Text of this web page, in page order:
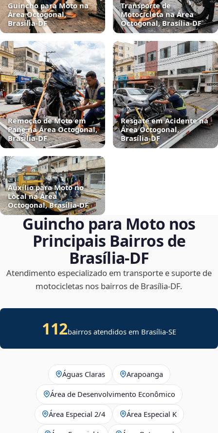
Guincho para Moto na
Área Octogonal,
Brasília‑DF
Transporte de
Motocicleta na Área
Octogonal, Brasília‑DF
Remoção de Moto em
Pane na Área Octogonal,
Brasília‑DF
Resgate em Acidente na
Área Octogonal,
Brasília‑DF
Auxílio para Moto no
Local na Área
Octogonal, Brasília‑DF
Guincho para Moto nos
Principais Bairros de
Brasília‑DF
Atendimento especializado em transporte e suporte de
motocicletas nos bairros de Brasília‑DF.
112bairros atendidos em Brasília-SE
Águas Claras Arapoanga
Área de Desenvolvimento Econômico
Área Especial 2/4 Área Especial K